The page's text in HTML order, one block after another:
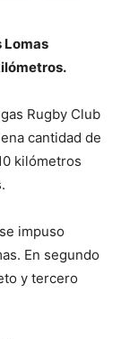
Lomas
Rugby Club
cantidad de
kilómetros
impuso
En segundo
y tercero